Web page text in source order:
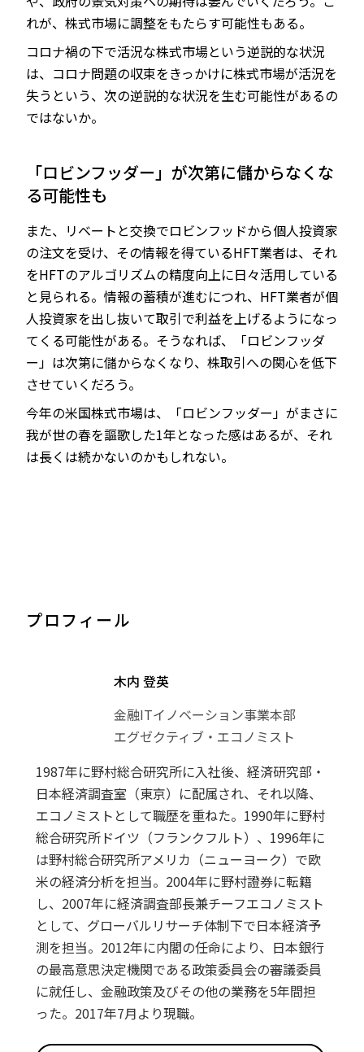
れが、株式市場に調整をもたらす可能性もある。
コロナ禍の下で活況な株式市場という逆説的な状況
は、コロナ問題の収束をきっかけに株式市場が活況を
失うという、次の逆説的な状況を生む可能性があるの
ではないか。
「ロビンフッダー」が次第に儲からなくな
る可能性も
また、リベートと交換でロビンフッドから個人投資家
の注文を受け、その情報を得ているHFT業者は、それ
をHFTのアルゴリズムの精度向上に日々活用している
と見られる。情報の蓄積が進むにつれ、HFT業者が個
人投資家を出し抜いて取引で利益を上げるようになっ
てくる可能性がある。そうなれば、「ロビンフッダ
ー」は次第に儲からなくなり、株取引への関心を低下
させていくだろう。
今年の米国株式市場は、「ロビンフッダー」がまさに
我が世の春を謳歌した1年となった感はあるが、それ
は長くは続かないのかもしれない。
プロフィール
木内 登英
金融ITイノベーション事業本部
エグゼクティブ・エコノミスト
1987年に野村総合研究所に入社後、経済研究部・
日本経済調査室（東京）に配属され、それ以降、
エコノミストとして職歴を重ねた。1990年に野村
総合研究所ドイツ（フランクフルト）、1996年に
は野村総合研究所アメリカ（ニューヨーク）で欧
米の経済分析を担当。2004年に野村證券に転籍
し、2007年に経済調査部長兼チーフエコノミスト
として、グローバルリサーチ体制下で日本経済予
測を担当。2012年に内閣の任命により、日本銀行
の最高意思決定機関である政策委員会の審議委員
に就任し、金融政策及びその他の業務を5年間担
った。2017年7月より現職。